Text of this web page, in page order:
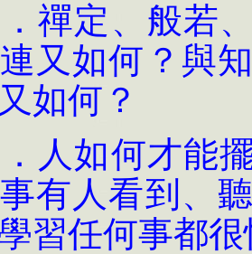
．禪定、般若
又如何？與
如何？
．人如何才能
有人看到、
習任何事都